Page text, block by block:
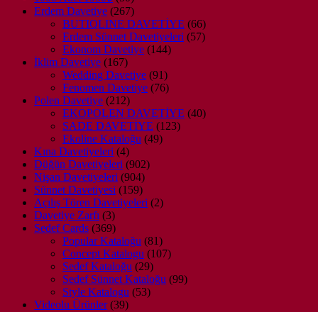
ürün
Erdem Davetiye 267267
ürün
BUTIQLINE DAVETİYE 6666
ürün
Erdem Sünnet Davetiyeleri 5757
Ekonom Davetiye 144144
İklim Davetiye 167167
ürün
Wedding Davetiye 9191
ürün
Fenomen Davetiye 7676
Polen Davetiye 212212
ürün
EKOPOLEN DAVETİYE 4040
SADE DAVETİYE 123123
Ekoline Kataloğu 4949
Kına Davetiyeleri 44
ürün
Düğün Davetiyeleri 902902
Nişan Davetiyeleri 904904
ürün
Sünnet Davetiyesi 159159
ürün
Açılış Tören Davetiyeleri 22
Davetiye Zarfı 33
ürün
Sedef Cards 369369
ürün
Popular Kataloğu 8181
ürün
Concept Katalogu 107107
Sedef Kataloğu 2929
ürün
Sedef Sünnet Kataloğu 9999
Style Katalogu 5353
Videolu Ürünler 3939